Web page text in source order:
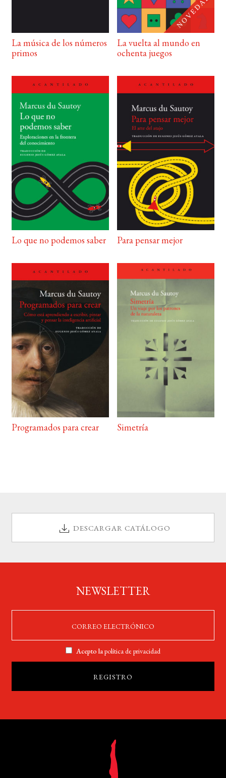
La música de los números
primos
La vuelta al mundo en
ochenta juegos
Lo que no podemos saber Para pensar mejor
Programados para crear Simetría
DESCARGAR CATÁLOGO
NEWSLETTER
Acepto lapolítica de privacidad